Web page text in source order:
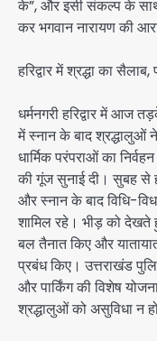
के”, और इसी संकल्प के
कर भगवान नारायण की
हरिद्वार में श्रद्धा का
धर्मनगरी हरिद्वार में आज
में स्नान के बाद
धार्मिक परंपराओं का
की गूंज सुनाई दी। सुबह से
और स्नान के बाद विधि-
शामिल रहे। भीड़ को देखते
बल तैनात किए और
प्रबंध किए। उत्तराखंड
और पार्किंग की विशेष
श्रद्धालुओं को असुविधा न